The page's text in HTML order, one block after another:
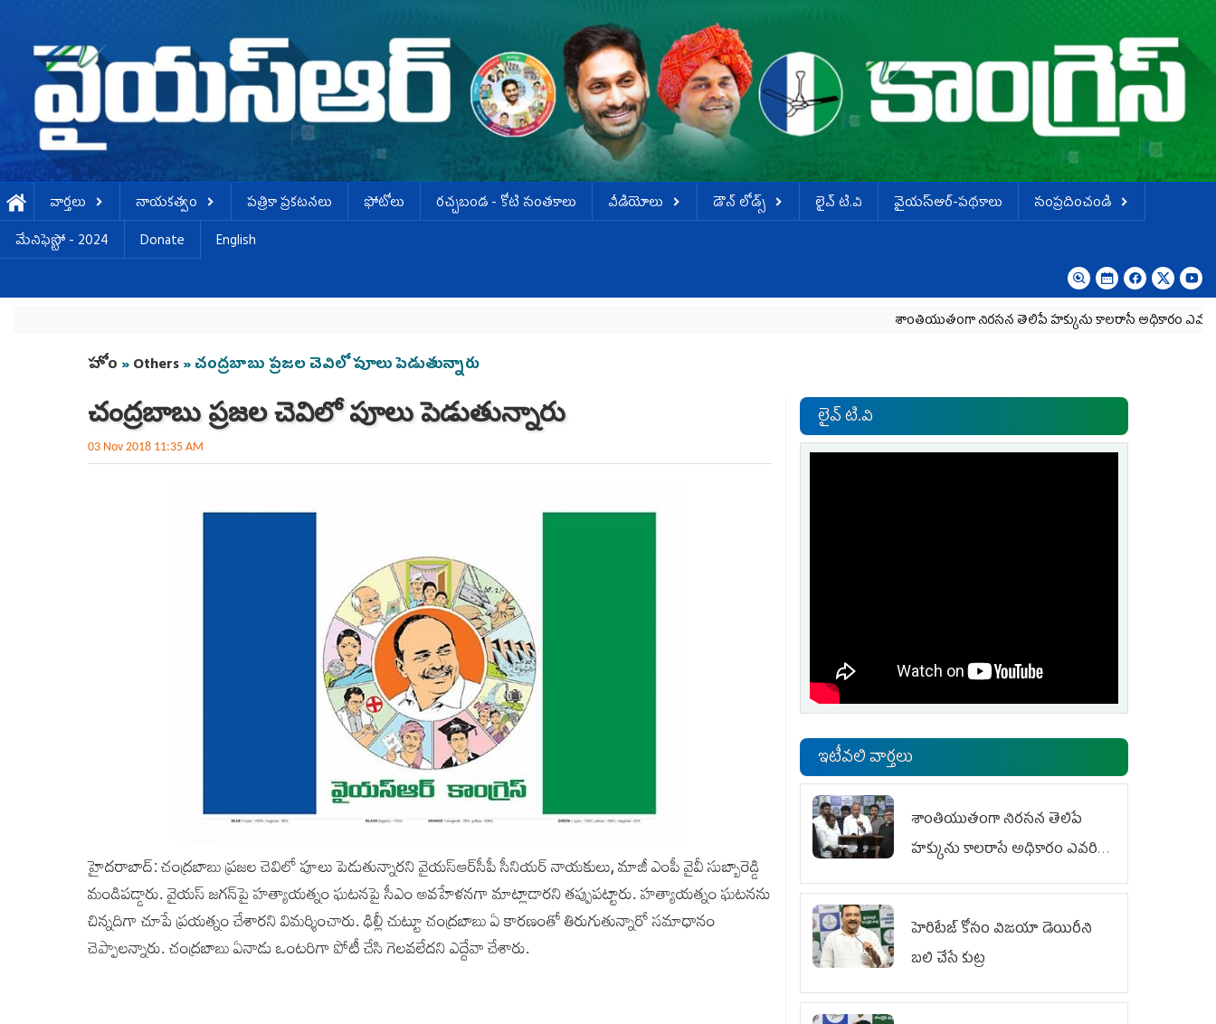
వార్తలు నాయకత్వం పత్రికా ప్రకటనలు ఫోటోలు ర‌చ్చ‌బండ‌ - కోటి సంత‌కాలు వీడియోలు డౌన్ లోడ్స్ లైవ్ టి.వి వైయస్ఆర్-పథకాలు
సంప్రదించండి
మేనిఫెస్టో - 2024
Donate English
శాంతియుతంగా నిరసన తెలిపే హక్కును కాలరాసే అధికారం ఎవరికీ లేదు
You are here
హోం »Others» చంద్రబాబు ప్రజల చెవిలో పూలు పెడుతున్నారు
చంద్రబాబు ప్రజల చెవిలో పూలు పెడుతున్నారు
03 Nov 2018 11:35 AM
హైదరాబాద్‌: చంద్రబాబు ప్రజల చెవిలో పూలు పెడుతున్నారని వైయస్‌ఆర్‌సీపీ సీనియర్‌ నాయకులు, మాజీ ఎంపీ వైవీ సుబ్బారెడ్డి
మండిపడ్డారు. వైయస్‌ జగన్‌పై హత్యాయత్నం ఘటనపై సీఎం అవహేళనగా మాట్లాడారని తప్పుపట్టారు. హత్యాయత్నం ఘటనను
చిన్నదిగా చూపే ప్రయత్నం చేశారని విమర్శించారు. ఢిల్లీ చుట్టూ చంద్రబాబు ఏ కారణంతో తిరుగుతున్నారో సమాధానం
చెప్పాలన్నారు. చంద్రబాబు ఏనాడు ఒంటరిగా పోటీ చేసి గెలవలేదని ఎద్దేవా చేశారు.
లైవ్ టి.వి
ఇటీవలి వార్తలు
శాంతియుతంగా నిరసన తెలిపే
హక్కును కాలరాసే అధికారం ఎవరికీ
లేదు
హెరిటేజ్ కోసం విజయా డెయిరీని
బలి చేసే కుట్ర‌